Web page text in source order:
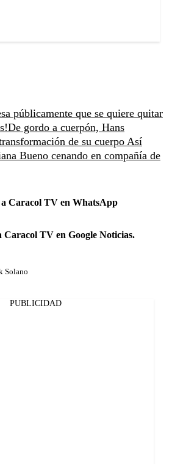
públicamente que se quiere quitar
De gordo a cuerpón, Hans
de su cuerpo Así
Bueno cenando en compañía de
a Caracol TV en WhatsApp
Caracol TV en Google Noticias.
Solano
PUBLICIDAD